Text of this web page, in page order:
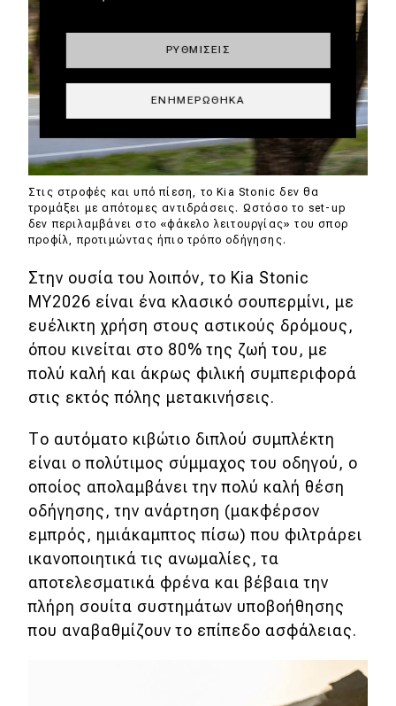
Στις στροφές και υπό πίεση, το Kia Stonic δεν θα
τρομάξει με απότομες αντιδράσεις. Ωστόσο το set-up
δεν περιλαμβάνει στο «φάκελο λειτουργίας» του σπορ
προφίλ, προτιμώντας ήπιο τρόπο οδήγησης.
Στην ουσία του λοιπόν, το Kia Stonic
ΜΥ2026 είναι ένα κλασικό σουπερμίνι, με
ευέλικτη χρήση στους αστικούς δρόμους,
όπου κινείται στο 80% της ζωή του, με
πολύ καλή και άκρως φιλική συμπεριφορά
στις εκτός πόλης μετακινήσεις.
Το αυτόματο κιβώτιο διπλού συμπλέκτη
είναι ο πολύτιμος σύμμαχος του οδηγού, ο
οποίος απολαμβάνει την πολύ καλή θέση
οδήγησης, την ανάρτηση (μακφέρσον
εμπρός, ημιάκαμπτος πίσω) που φιλτράρει
ικανοποιητικά τις ανωμαλίες, τα
αποτελεσματικά φρένα και βέβαια την
πλήρη σουίτα συστημάτων υποβοήθησης
που αναβαθμίζουν το επίπεδο ασφάλειας.
ΡΥΘΜΊΣΕΙΣ
ΕΝΗΜΕΡΏΘΗΚΑ